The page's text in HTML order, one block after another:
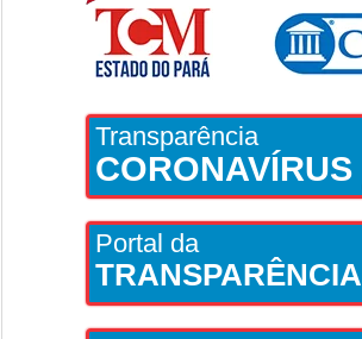
Transparência
CORONAVÍRUS
Portal da
TRANSPARÊNCIA